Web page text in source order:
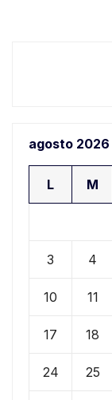
agosto 2026
L M
3 4
10 11
17 18
24 25